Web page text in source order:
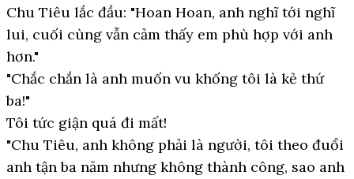
Chu Tiêu lắc đầu: "Hoan Hoan, anh nghĩ tới nghĩ
lui, cuối cùng vẫn cảm thấy em phù hợp với anh
hơn."
"Chắc chắn là anh muốn vu khống tôi là kẻ thứ
ba!"
Tôi tức giận quá đi mất!
"Chu Tiêu, anh không phải là người, tôi theo đuổi
anh tận ba năm nhưng không thành công, sao anh